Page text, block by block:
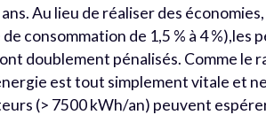
Au lieu de réaliser des
consommation de 1,5 % à 4
doublement pénalisés. Comme le
est tout simplement vitale et
(> 7500 kWh/an) peuvent